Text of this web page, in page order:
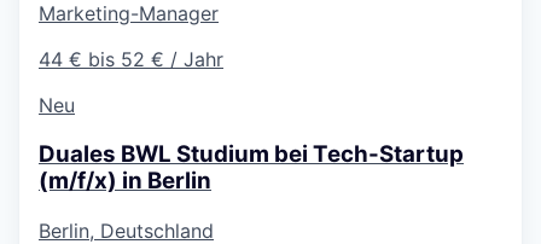
Marketing-Manager
44 € bis 52 € / Jahr
Neu
Duales BWL Studium bei Tech-Startup
(m/f/x) in Berlin
Berlin, Deutschland